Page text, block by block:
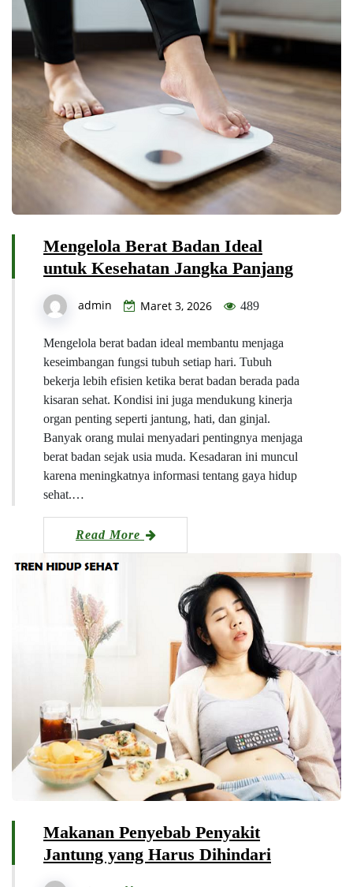
Mengelola Berat Badan Ideal
untuk Kesehatan Jangka Panjang
admin Maret 3, 2026 489
Mengelola berat badan ideal membantu menjaga
keseimbangan fungsi tubuh setiap hari. Tubuh
bekerja lebih efisien ketika berat badan berada pada
kisaran sehat. Kondisi ini juga mendukung kinerja
organ penting seperti jantung, hati, dan ginjal.
Banyak orang mulai menyadari pentingnya menjaga
berat badan sejak usia muda. Kesadaran ini muncul
karena meningkatnya informasi tentang gaya hidup
sehat.…
Read More
Makanan Penyebab Penyakit
Jantung yang Harus Dihindari